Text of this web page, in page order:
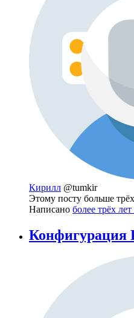
Кирилл @tumkir
Этому посту больше
Написано более трёх лет
Конфигурация